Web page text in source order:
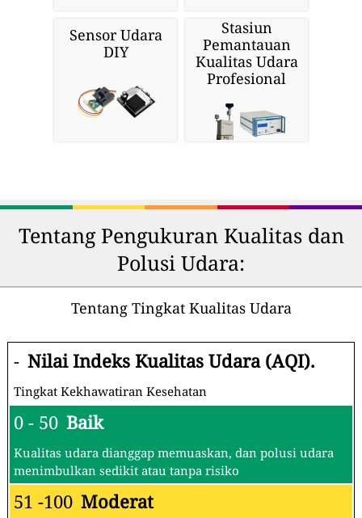
Sensor Udara
DIY
Stasiun
Pemantauan
Kualitas Udara
Profesional
Tentang Pengukuran Kualitas dan
Polusi Udara:
Tentang Tingkat Kualitas Udara
- Nilai Indeks Kualitas Udara (AQI).
Tingkat Kekhawatiran Kesehatan
0 - 50 Baik
Kualitas udara dianggap memuaskan, dan polusi udara
menimbulkan sedikit atau tanpa risiko
51 -100 Moderat